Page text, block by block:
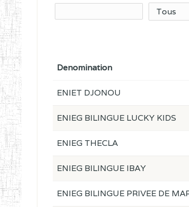
Denomination
ENIET DJONOU
ENIEG BILINGUE LUCKY KIDS
ENIEG THECLA
ENIEG BILINGUE IBAY
ENIEG BILINGUE PRIVEE DE